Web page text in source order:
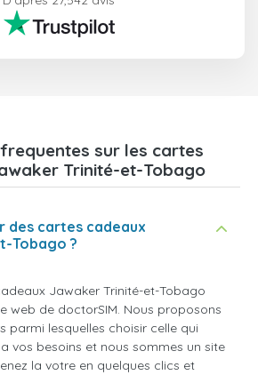
sur les cartes
Trinité-et-Tobago
des cartes cadeaux
Tobago ?
Jawaker Trinité-et-Tobago
web de doctorSIM. Nous proposons
parmi lesquelles choisir celle qui
vos besoins et nous sommes un site
la votre en quelques clics et